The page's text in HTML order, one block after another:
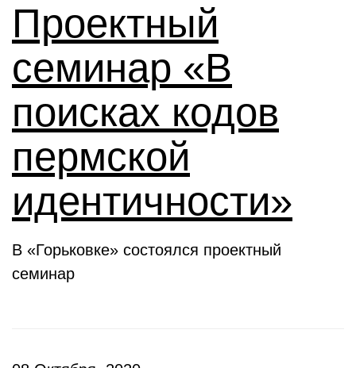
Проектный
семинар «В
поисках кодов
пермской
идентичности»
В «Горьковке» состоялся проектный
семинар